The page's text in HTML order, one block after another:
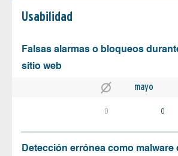
Usabilidad
Falsas alarmas o bloqueos
sitio web
mayo
0 0
Detección errónea como malware